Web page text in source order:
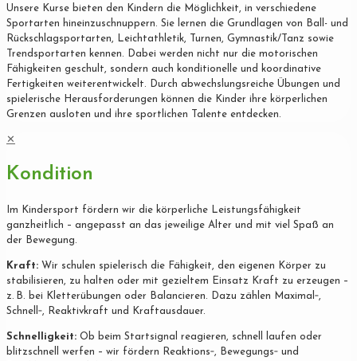
Unsere Kurse bieten den Kindern die Möglichkeit, in verschiedene
Sportarten hineinzuschnuppern. Sie lernen die Grundlagen von Ball- und
Rückschlagsportarten, Leichtathletik, Turnen, Gymnastik/Tanz sowie
Trendsportarten kennen. Dabei werden nicht nur die motorischen
Fähigkeiten geschult, sondern auch konditionelle und koordinative
Fertigkeiten weiterentwickelt. Durch abwechslungsreiche Übungen und
spielerische Herausforderungen können die Kinder ihre körperlichen
Grenzen ausloten und ihre sportlichen Talente entdecken.
✕
Kondition
Im Kindersport fördern wir die körperliche Leistungsfähigkeit
ganzheitlich – angepasst an das jeweilige Alter und mit viel Spaß an
der Bewegung.
Kraft: Wir schulen spielerisch die Fähigkeit, den eigenen Körper zu
stabilisieren, zu halten oder mit gezieltem Einsatz Kraft zu erzeugen –
z. B. bei Kletterübungen oder Balancieren. Dazu zählen Maximal‐,
Schnell‐, Reaktivkraft und Kraftausdauer.
Schnelligkeit: Ob beim Startsignal reagieren, schnell laufen oder
blitzschnell werfen – wir fördern Reaktions‐, Bewegungs‐ und